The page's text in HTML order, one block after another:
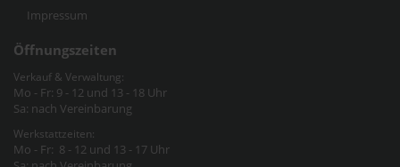
Impressum
Öffnungszeiten
Verkauf & Verwaltung:
Mo - Fr: 9 - 12 und 13 - 18 Uhr
Sa: nach Vereinbarung
Werkstattzeiten:
Mo - Fr: 8 - 12 und 13 - 17 Uhr